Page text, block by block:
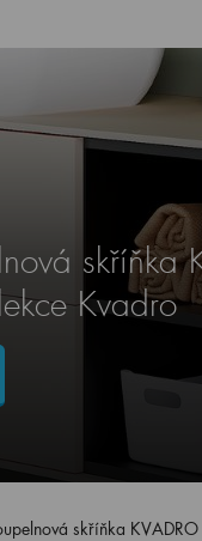
skříňka
Kvadro
skříňka